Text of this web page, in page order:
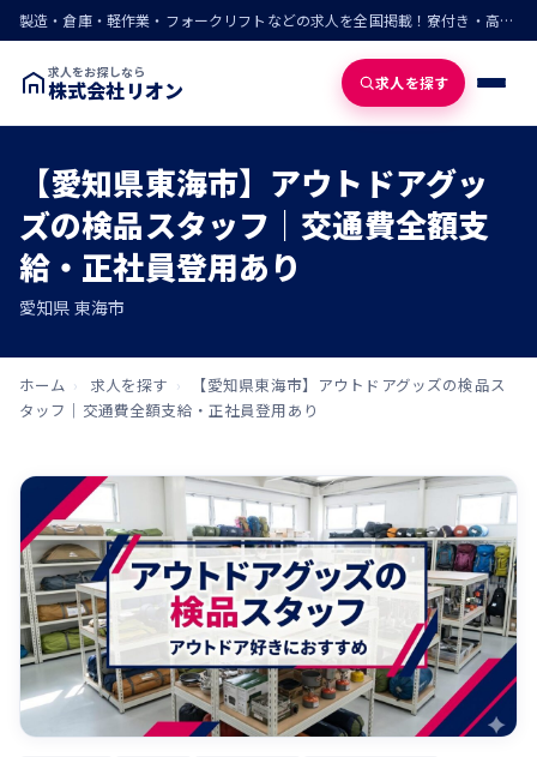
製造・倉庫・軽作業・フォークリフトなどの求人を全国掲載！寮付き・高収入・即入寮の仕事が見つかる
求人をお探しなら
株式会社リオン 求人を探す
【愛知県東海市】アウトドアグッ
ズの検品スタッフ｜交通費全額支
給・正社員登用あり
愛知県 東海市
ホーム › 求人を探す ›
【愛知県東海市】アウトドアグッズの検品ス
タッフ｜交通費全額支給・正社員登用あり